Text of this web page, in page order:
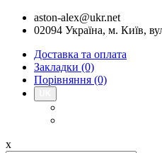
aston-alex@ukr.net
02094 Україна, м. Київ,
Доставка та оплата
Закладки (0)
Порівняння (0)
x